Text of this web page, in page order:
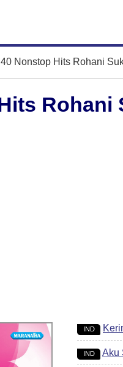
40 Nonstop Hits Rohani
Rohani
IND
IND Aku